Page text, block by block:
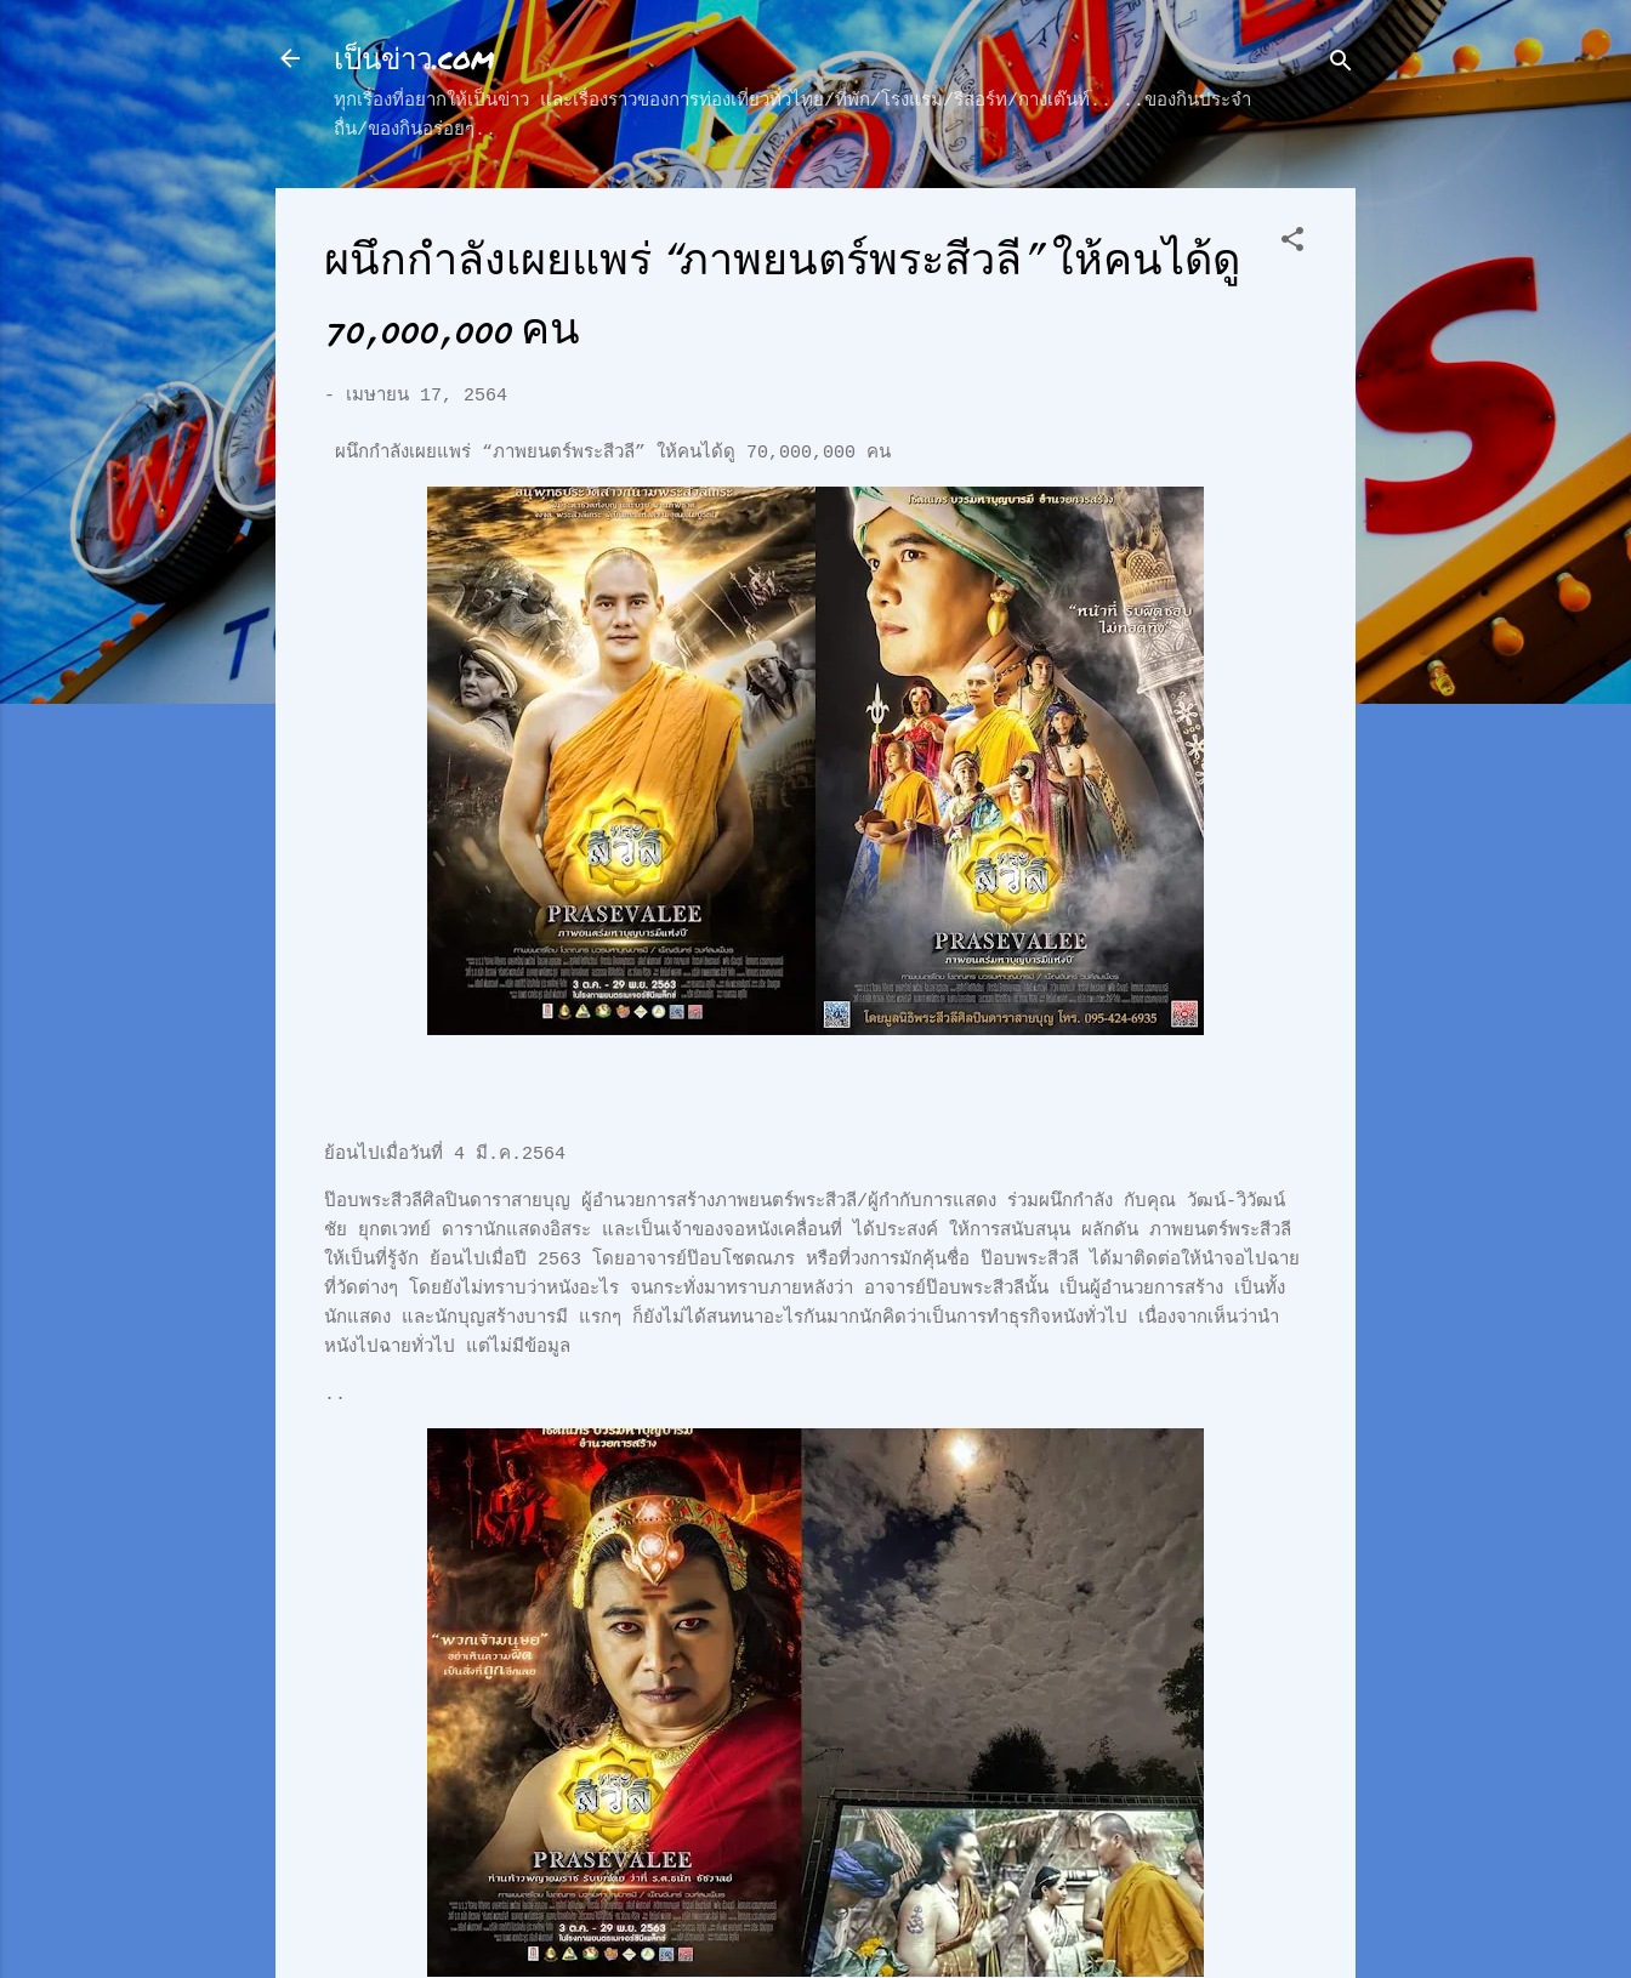
ข้ามไปที่เนื้อหาหลัก
เป็นข่าว.com
ทุกเรื่องที่อยากให้เป็นข่าว และเรื่องราวของการท่องเที่ยวทั่วไทย/ที่พัก/โรงแรม/รีสอร์ท/กางเต๊นท์.. ..ของกินประจำ
ถื่น/ของกินอร่อยๆ..
ผนึกกำลังเผยแพร่ “ภาพยนตร์พระสีวลี” ให้คนได้ดู
70,000,000 คน
- เมษายน 17, 2564
ผนึกกำลังเผยแพร่ “ภาพยนตร์พระสีวลี” ให้คนได้ดู 70,000,000 คน
ย้อนไปเมื่อวันที่ 4 มี.ค.2564
ป๊อบพระสีวลีศิลปินดาราสายบุญ ผู้อำนวยการสร้างภาพยนตร์พระสีวลี/ผู้กำกับการแสดง ร่วมผนึกกำลัง กับคุณ วัฒน์-วิวัฒน์
ชัย ยุกตเวทย์ ดารานักแสดงอิสระ และเป็นเจ้าของจอหนังเคลื่อนที่ ได้ประสงค์ ให้การสนับสนุน ผลักดัน ภาพยนตร์พระสีวลี
ให้เป็นที่รู้จัก ย้อนไปเมื่อปี 2563 โดยอาจารย์ป๊อบโชตณภร หรือที่วงการมักคุ้นชื่อ ป๊อบพระสีวลี ได้มาติดต่อให้นำจอไปฉาย
ที่วัดต่างๆ โดยยังไม่ทราบว่าหนังอะไร จนกระทั่งมาทราบภายหลังว่า อาจารย์ป๊อบพระสีวลีนั้น เป็นผู้อำนวยการสร้าง เป็นทั้ง
นักแสดง และนักบุญสร้างบารมี แรกๆ ก็ยังไม่ได้สนทนาอะไรกันมากนักคิดว่าเป็นการทำธุรกิจหนังทั่วไป เนื่องจากเห็นว่านำ
หนังไปฉายทั่วไป แต่ไม่มีข้อมูล
..